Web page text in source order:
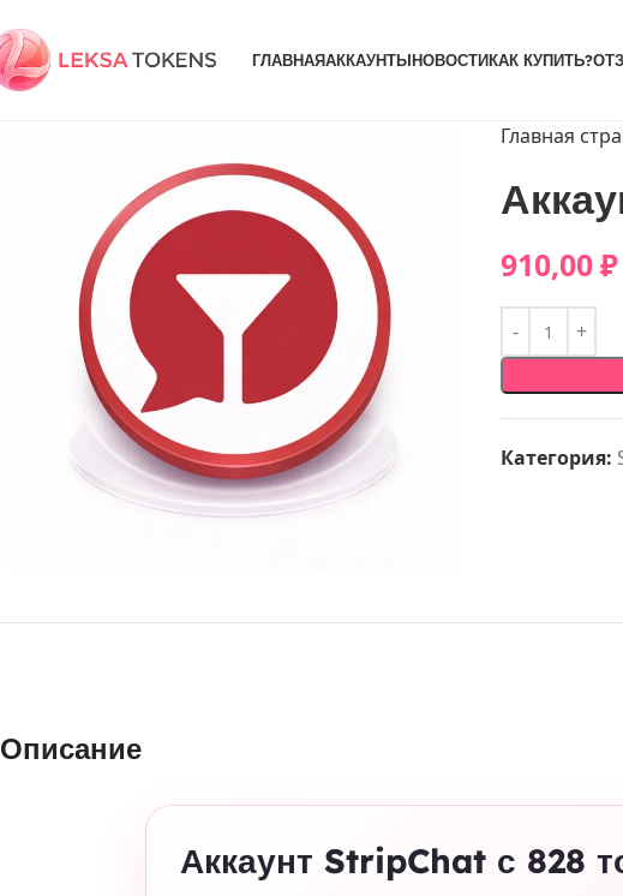
ГЛАВНАЯАККАУНТЫНОВОСТИКАК КУПИТЬ?
Главная
910,00₽
Категория:
Описание
Аккаунт StripChat с 828